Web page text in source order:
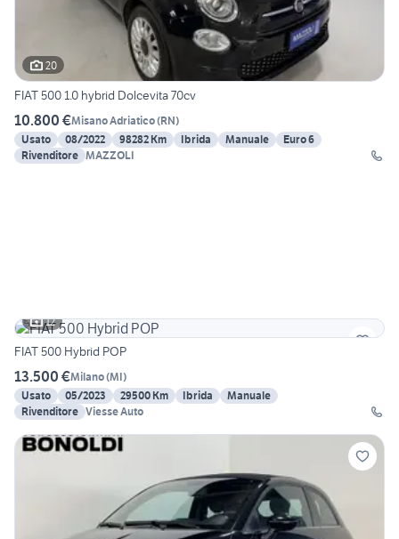
20
FIAT 500 1.0 hybrid Dolcevita 70cv
10.800 €Misano Adriatico(RN)
Usato
08/2022 98282 Km Ibrida Manuale
Euro 6
Rivenditore MAZZOLI
12
FIAT 500 Hybrid POP
13.500 €Milano(MI)
Usato
05/2023 29500 Km Ibrida
Manuale
Rivenditore Viesse Auto